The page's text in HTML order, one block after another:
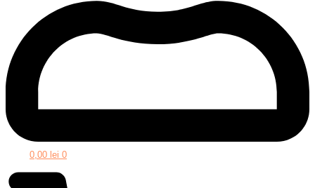
0,00 lei 0